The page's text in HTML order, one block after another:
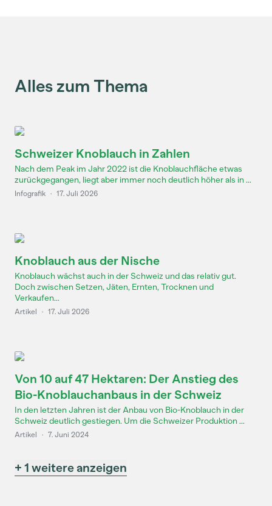
Alles zum Thema
Schweizer Knoblauch in Zahlen
Nach dem Peak im Jahr 2022 ist die Knoblauchfläche etwas
zurückgegangen, liegt aber immer noch deutlich höher als in ...
Infografik · 17. Juli 2026
Knoblauch aus der Nische
Knoblauch wächst auch in der Schweiz und das relativ gut.
Doch zwischen Setzen, Jäten, Ernten, Trocknen und
Verkaufen...
Artikel · 17. Juli 2026
Von 10 auf 47 Hektaren: Der Anstieg des
Bio-Knoblauchanbaus in der Schweiz
In den letzten Jahren ist der Anbau von Bio-Knoblauch in der
Schweiz deutlich gestiegen. Um die Schweizer Produktion ...
Artikel · 7. Juni 2024
+ 1 weitere anzeigen